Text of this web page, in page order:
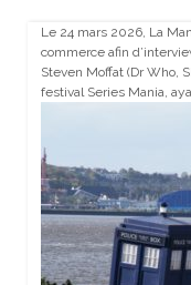
Le 24 mars 2026, La
commerce afin
Steven Moffat (Dr Who,
festival Series Mania,